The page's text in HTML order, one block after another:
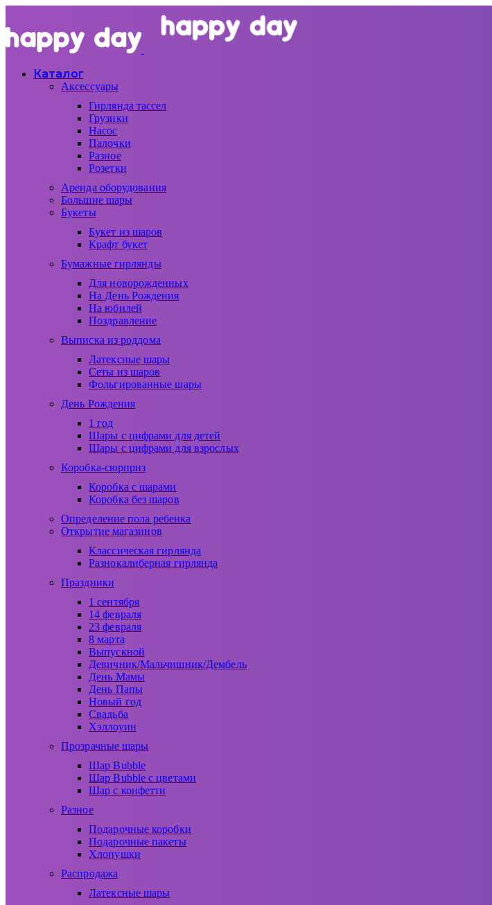
Каталог
Аксессуары
Гирлянда тассел
Грузики
Насос
Палочки
Разное
Розетки
Аренда оборудования
Большие шары
Букеты
Букет из шаров
Крафт букет
Бумажные гирлянды
Для новорожденных
На День Рождения
На юбилей
Поздравление
Выписка из роддома
Латексные шары
Сеты из шаров
Фольгированные шары
День Рождения
1 год
Шары с цифрами для детей
Шары с цифрами для взрослых
Коробка-сюрприз
Коробка с шарами
Коробка без шаров
Определение пола ребенка
Открытие магазинов
Классическая гирлянда
Разнокалиберная гирлянда
Праздники
1 сентября
14 февраля
23 февраля
8 марта
Выпускной
Девичник/Мальчишник/Дембель
День Мамы
День Папы
Новый год
Свадьба
Хэллоуин
Прозрачные шары
Шар Bubble
Шар Bubble с цветами
Шар с конфетти
Разное
Подарочные коробки
Подарочные пакеты
Хлопушки
Распродажа
Латексные шары